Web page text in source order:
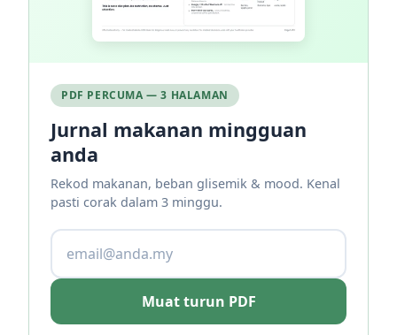
PDF PERCUMA — 3 HALAMAN
Jurnal makanan mingguan
anda
Rekod makanan, beban glisemik & mood. Kenal
pasti corak dalam 3 minggu.
Muat turun PDF